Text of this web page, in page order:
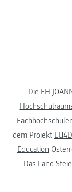
Die FH
dem Projekt
Education
Das Land